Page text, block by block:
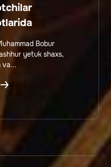
Bobur
yetuk shaxs,
va...